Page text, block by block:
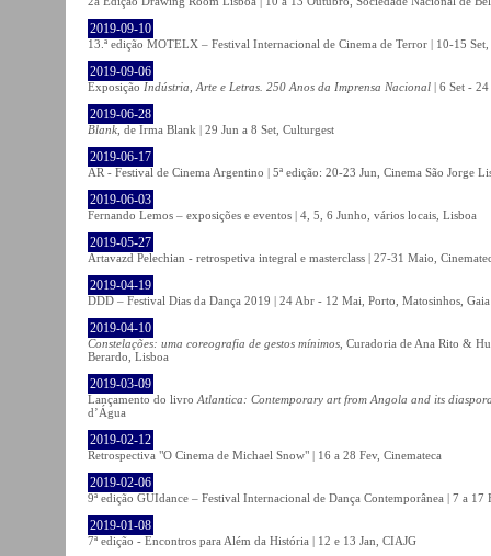
2019-09-10
13.ª edição MOTELX – Festival Internacional de Cinema de Terror | 10-15
2019-09-06
Exposição Indústria, Arte e Letras. 250 Anos da Imprensa Nacional | 6 Set -
2019-06-28
Blank , de Irma Blank | 29 Jun a 8 Set, Culturgest
2019-06-17
AR - Festival de Cinema Argentino | 5ª edição: 20-23 Jun, Cinema São Jorge
2019-06-03
Fernando Lemos – exposições e eventos | 4, 5, 6 Junho, vários locais, Lisboa
2019-05-27
Artavazd Pelechian - retrospetiva integral e masterclass | 27-31 Maio,
2019-04-19
DDD – Festival Dias da Dança 2019 | 24 Abr - 12 Mai, Porto, Matosinhos, Gaia
2019-04-10
Constelações: uma coreografia de gestos mínimos , Curadoria de Ana Rito &
Berardo, Lisboa
2019-03-09
Lançamento do livro Atlantica: Contemporary art from Angola and its
d’Água
2019-02-12
Retrospectiva "O Cinema de Michael Snow" | 16 a 28 Fev, Cinemateca
2019-02-06
9ª edição GUIdance – Festival Internacional de Dança Contemporânea | 7 a 17
2019-01-08
7ª edição - Encontros para Além da História | 12 e 13 Jan, CIAJG